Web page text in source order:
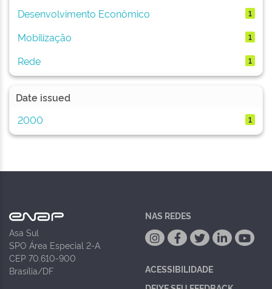
Desenvolvimento Econômico 1
Mobilização 1
Rede 1
Date issued
2000
1
Asa Sul
SPO Área Especial 2-A
CEP 70.610-900
Brasília/DF
NAS REDES
ACESSIBILIDADE